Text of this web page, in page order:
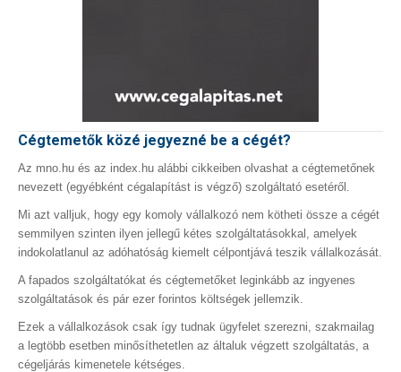
Cégtemetők közé jegyezné be a cégét?
Az mno.hu és az index.hu alábbi cikkeiben olvashat a cégtemetőnek
nevezett (egyébként cégalapítást is végző) szolgáltató esetéről.
Mi azt valljuk, hogy egy komoly vállalkozó nem kötheti össze a cégét
semmilyen szinten ilyen jellegű kétes szolgáltatásokkal, amelyek
indokolatlanul az adóhatóság kiemelt célpontjává teszik vállalkozását.
A fapados szolgáltatókat és cégtemetőket leginkább az ingyenes
szolgáltatások és pár ezer forintos költségek jellemzik.
Ezek a vállalkozások csak így tudnak ügyfelet szerezni, szakmailag
a legtöbb esetben minősíthetetlen az általuk végzett szolgáltatás, a
cégeljárás kimenetele kétséges.